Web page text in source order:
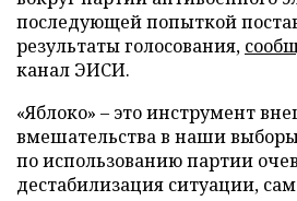
последующей попыткой
результаты голосования,
канал ЭИСИ.
«Яблоко» – это инструмент
вмешательства в наши
по использованию партии
дестабилизация ситуации,